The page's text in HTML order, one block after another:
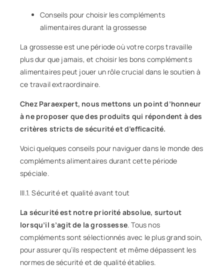
Conseils pour choisir les compléments
alimentaires durant la grossesse
La grossesse est une période où votre corps travaille
plus dur que jamais, et choisir les bons compléments
alimentaires peut jouer un rôle crucial dans le soutien à
ce travail extraordinaire.
Chez Paraexpert, nous mettons un point d’honneur
à ne proposer que des produits qui répondent à des
critères stricts de sécurité et d’efficacité.
Voici quelques conseils pour naviguer dans le monde des
compléments alimentaires durant cette période
spéciale.
III.1. Sécurité et qualité avant tout
La sécurité est notre priorité absolue, surtout
lorsqu’il s’agit de la grossesse. Tous nos
compléments sont sélectionnés avec le plus grand soin,
pour assurer qu’ils respectent et même dépassent les
normes de sécurité et de qualité établies.